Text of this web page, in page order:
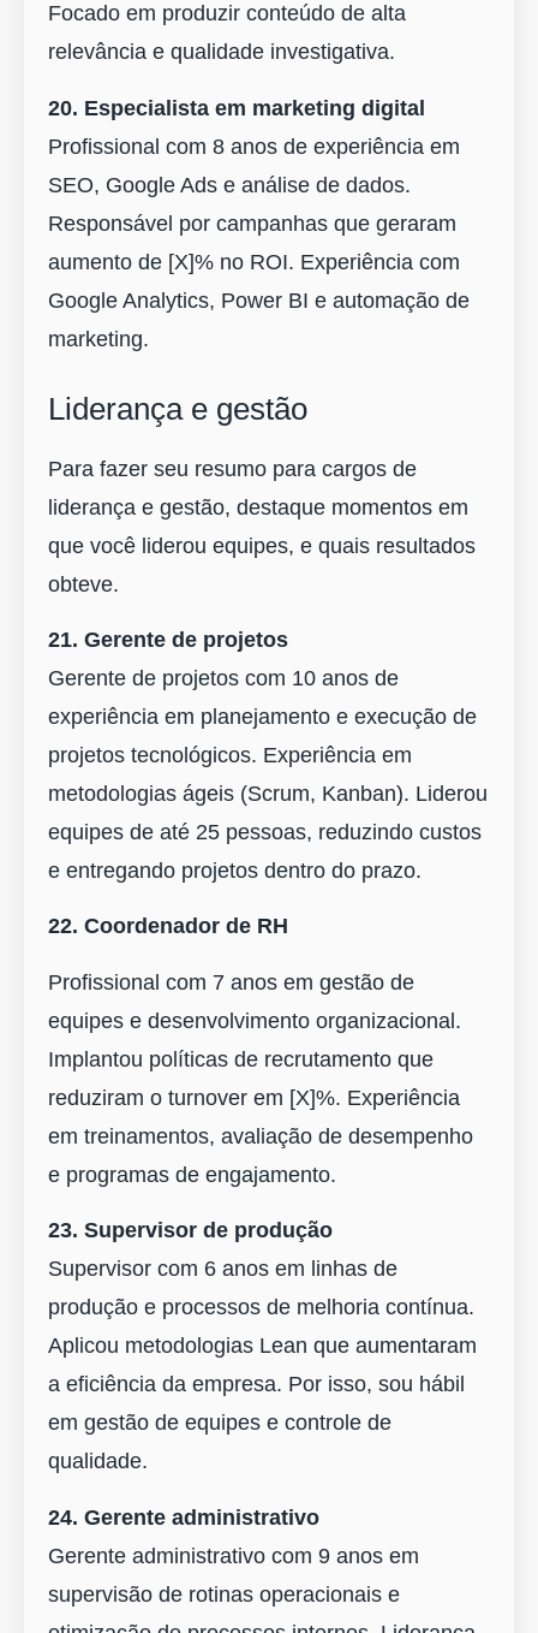
Focado em produzir conteúdo de alta
relevância e qualidade investigativa.
20. Especialista em marketing digital
Profissional com 8 anos de experiência em
SEO, Google Ads e análise de dados.
Responsável por campanhas que geraram
aumento de [X]% no ROI. Experiência com
Google Analytics, Power BI e automação de
marketing.
Liderança e gestão
Para fazer seu resumo para cargos de
liderança e gestão, destaque momentos em
que você liderou equipes, e quais resultados
obteve.
21. Gerente de projetos
Gerente de projetos com 10 anos de
experiência em planejamento e execução de
projetos tecnológicos. Experiência em
metodologias ágeis (Scrum, Kanban). Liderou
equipes de até 25 pessoas, reduzindo custos
e entregando projetos dentro do prazo.
22. Coordenador de RH
Profissional com 7 anos em gestão de
equipes e desenvolvimento organizacional.
Implantou políticas de recrutamento que
reduziram o turnover em [X]%. Experiência
em treinamentos, avaliação de desempenho
e programas de engajamento.
23. Supervisor de produção
Supervisor com 6 anos em linhas de
produção e processos de melhoria contínua.
Aplicou metodologias Lean que aumentaram
a eficiência da empresa. Por isso, sou hábil
em gestão de equipes e controle de
qualidade.
24. Gerente administrativo
Gerente administrativo com 9 anos em
supervisão de rotinas operacionais e